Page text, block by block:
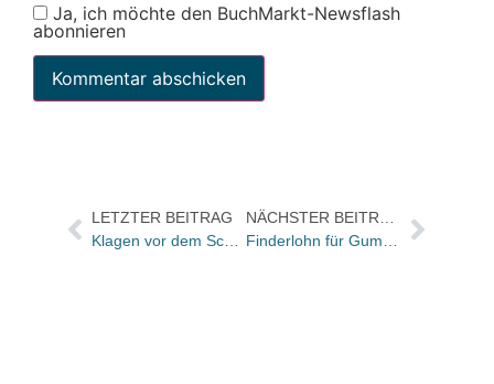
Ja, ich möchte den BuchMarkt-Newsflash
abonnieren
LETZTER BEITRAG
Klagen vor dem Schnellgericht: Der Fall Peter Leuschner vs. Anna Maria Schenkel und Edition Nautilus